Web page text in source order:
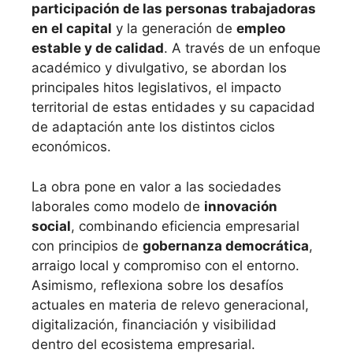
participación de las personas trabajadoras
en el capital y la generación de empleo
estable y de calidad. A través de un enfoque
académico y divulgativo, se abordan los
principales hitos legislativos, el impacto
territorial de estas entidades y su capacidad
de adaptación ante los distintos ciclos
económicos.
La obra pone en valor a las sociedades
laborales como modelo de innovación
social, combinando eficiencia empresarial
con principios de gobernanza democrática,
arraigo local y compromiso con el entorno.
Asimismo, reflexiona sobre los desafíos
actuales en materia de relevo generacional,
digitalización, financiación y visibilidad
dentro del ecosistema empresarial.